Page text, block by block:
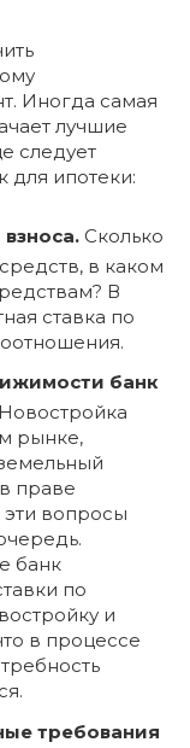
Иногда самая
лучшие
следует
для ипотеки:
Сколько
в каком
В
ставка по
банк
Новостройка
рынке,
праве
эти вопросы
банк
по
и
в процессе
требования